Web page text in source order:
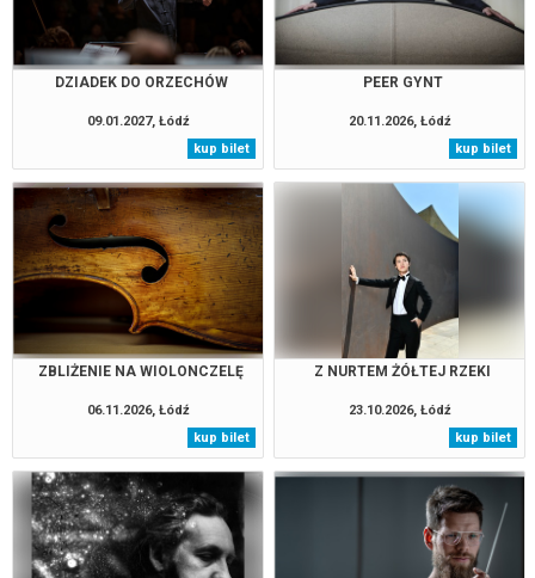
DZIADEK DO ORZECHÓW
09.01.2027, Łódź
kup bilet
PEER GYNT
20.11.2026, Łódź
kup bilet
ZBLIŻENIE NA WIOLONCZELĘ
06.11.2026, Łódź
kup bilet
Z NURTEM ŻÓŁTEJ RZEKI
23.10.2026, Łódź
kup bilet